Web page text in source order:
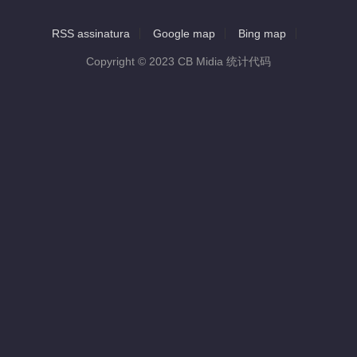
RSS assinatura Google map Bing map
Copyright © 2023 CB Midia 统计代码